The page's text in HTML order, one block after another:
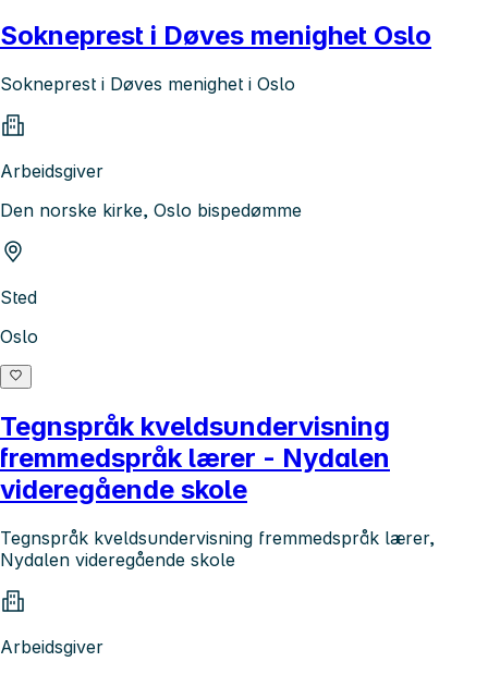
Sokneprest i Døves menighet Oslo
Sokneprest i Døves menighet i Oslo
Arbeidsgiver
Den norske kirke, Oslo bispedømme
Sted
Oslo
Tegnspråk kveldsundervisning
fremmedspråk lærer - Nydalen
videregående skole
Tegnspråk kveldsundervisning fremmedspråk lærer,
Nydalen videregående skole
Arbeidsgiver